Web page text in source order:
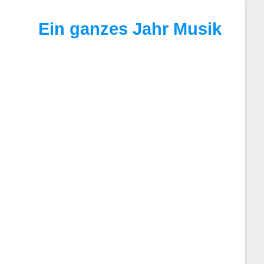
Ein ganzes Jahr Musik